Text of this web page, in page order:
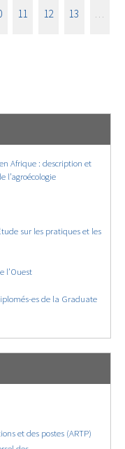
11 12 13
Afrique : description et
l’agroécologie
sur les pratiques et les
l’Ouest
es de la Graduate
et des postes (ARTP)